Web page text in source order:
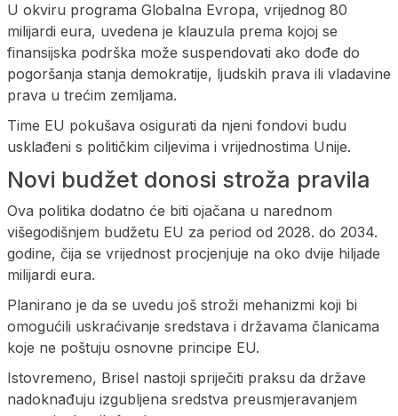
U okviru programa Globalna Evropa, vrijednog 80
milijardi eura, uvedena je klauzula prema kojoj se
finansijska podrška može suspendovati ako dođe do
pogoršanja stanja demokratije, ljudskih prava ili vladavine
prava u trećim zemljama.
Time EU pokušava osigurati da njeni fondovi budu
usklađeni s političkim ciljevima i vrijednostima Unije.
Novi budžet donosi stroža pravila
Ova politika dodatno će biti ojačana u narednom
višegodišnjem budžetu EU za period od 2028. do 2034.
godine, čija se vrijednost procjenjuje na oko dvije hiljade
milijardi eura.
Planirano je da se uvedu još stroži mehanizmi koji bi
omogućili uskraćivanje sredstava i državama članicama
koje ne poštuju osnovne principe EU.
Istovremeno, Brisel nastoji spriječiti praksu da države
nadoknađuju izgubljena sredstva preusmjeravanjem